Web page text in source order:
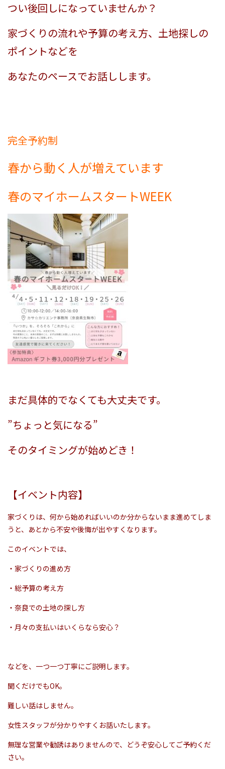
つい後回しになっていませんか？
家づくりの流れや予算の考え方、土地探しの
ポイントなどを
あなたのペースでお話しします。
完全予約制
春から動く人が増えています
春のマイホームスタートWEEK
まだ具体的でなくても大丈夫です。
”ちょっと気になる”
そのタイミングが始めどき！
【イベント内容】
家づくりは、何から始めればいいのか分からないまま進めてしま
うと、あとから不安や後悔が出やすくなります。
このイベントでは、
・家づくりの進め方
・総予算の考え方
・奈良での土地の探し方
・月々の支払いはいくらなら安心？
などを、一つ一つ丁寧にご説明します。
聞くだけでもOK。
難しい話はしません。
女性スタッフが分かりやすくお話いたします。
無理な営業や勧誘はありませんので、どうぞ安心してご予約くだ
さい。